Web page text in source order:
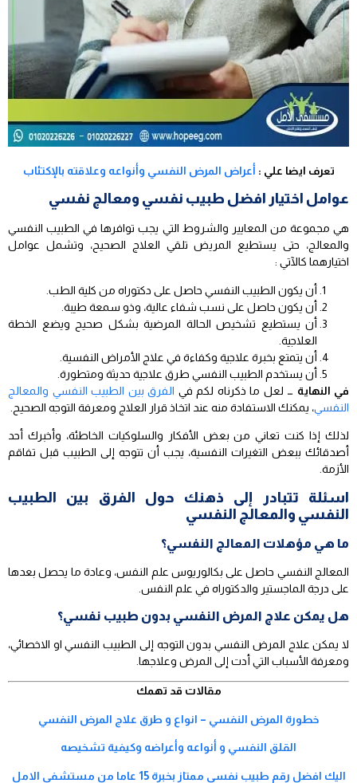
تعرف ايضا علي : أعراض المرض النفسي وأنواعه وعلاقته بالإكتئاب
عوامل اختيار افضل طبيب نفسي ومعالج نفسي
هي مجموعة من المعايير والشروط التي يجب توافرها في الطبيب النفسي
والمعالج، حتى يستطيع المريض تلقي العلاج الصحيح، وتشمل عوامل
اختيارهما كالآتي :
أن يكون الطبيب النفسي حاصل على دكتوراه من كلية الطب.
أن يكون حاصل على نسب شفاء عالية، وذو سمعة طيبة.
أن يستطيع تشخيص الحالة المرضية بشكل صحيح ويضع الخطة
العلاجية.
أن يتمتع بخبرة علاجية وكفاءة في علاج الأمراض النفسية.
أن يستخدم الطبيب النفسي طرق علاجية حديثة ومتطورة.
في النهاية … لعل ما ذكرناه لكم في الفرق بين الطبيب النفسي والمعالج
النفسي، يمكنك الاستفادة منه عند اتخاذ قرار العلاج ومعرفة التوجه الصحيح.
لذلك إذا كنت تعاني من بعض الأفكار والسلوكيات الخاطئة، وأخبرك أحد
أصدقائك ببعض التغيرات النفسية، يجب أن تتوجه إلى الطبيب قبل تفاقم
الأزمة.
اسئلة تتبادر إلى ذهنك حول الفرق بين الطبيب
النفسي والمعالج النفسي
ما هي مؤهلات المعالج النفسي؟
المعالج النفسي حاصل على بكالوريوس علم النفس، وعادة ما يحصل بعدها
على درجة الماجستير والدكتوراه في علم النفس.
هل يمكن علاج المرض النفسي بدون طبيب نفسي؟
لا يمكن علاج المرض النفسي بدون التوجه إلى الطبيب النفسي او الاخصائي،
ومعرفة الأسباب التي أدت إلى المرض وعلاجها.
مقالات قد تهمك
خطورة المرض النفسي – انواع و طرق علاج المرض النفسي
القلق النفسي و أنواعه وأعراضه وكيفية تشخيصه
اليك افضل رقم طبيب نفسي ممتاز بخبرة 15 عاما من مستشفى الامل